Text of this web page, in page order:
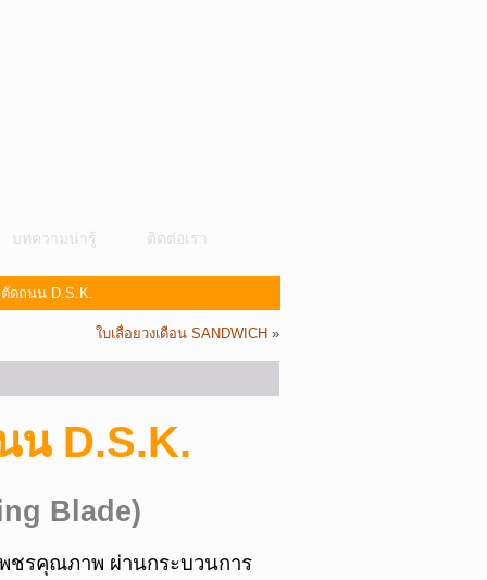
บทความน่ารู้ ติดต่อเรา
ดถนน D.S.K.
ใบเลื่อยวงเดือน SANDWICH »
D.S.K.
Blade)
ชรคุณภาพ ผ่านกระบวนการ